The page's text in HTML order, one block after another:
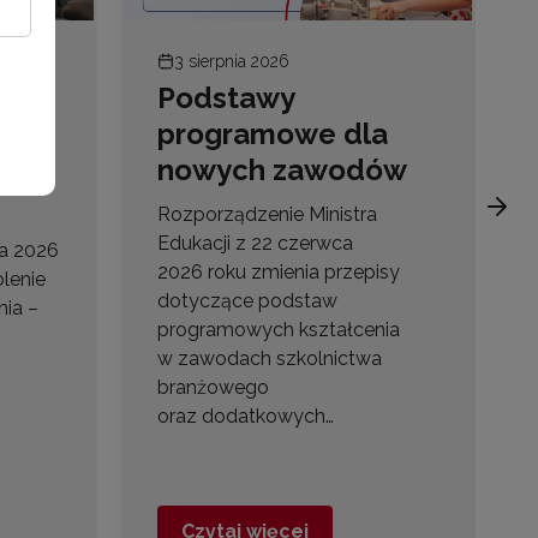
2026
–
3 sierpnia 2026
Podstawy
programowe dla
nowych zawodów
Rozporządzenie Ministra
Edukacji z 22 czerwca
2026 roku zmienia przepisy
dotyczące podstaw
programowych kształcenia
w zawodach szkolnictwa
branżowego
oraz dodatkowych…
Czytaj więcej